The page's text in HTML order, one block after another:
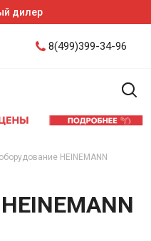
дилер
8(499)399-34-96
HEINEMANN